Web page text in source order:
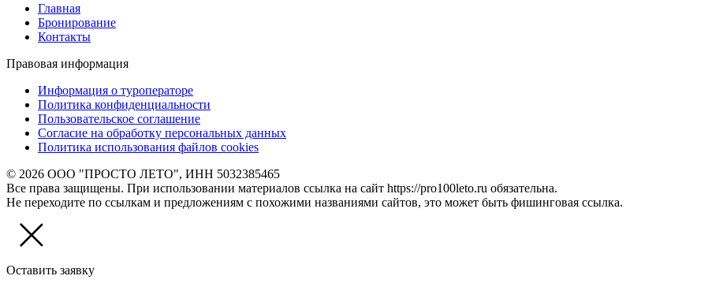
Главная
Бронирование
Контакты
Правовая информация
Информация о туроператоре
Политика конфиденциальности
Пользовательское соглашение
Согласие на обработку персональных данных
Политика использования файлов cookies
© 2026 ООО "ПРОСТО ЛЕТО", ИНН 5032385465
Все права защищены. При использовании материалов ссылка на сайт https://pro100leto.ru обязательна.
Не переходите по ссылкам и предложениям с похожими названиями сайтов, это может быть фишинговая ссылка.
Оставить заявку